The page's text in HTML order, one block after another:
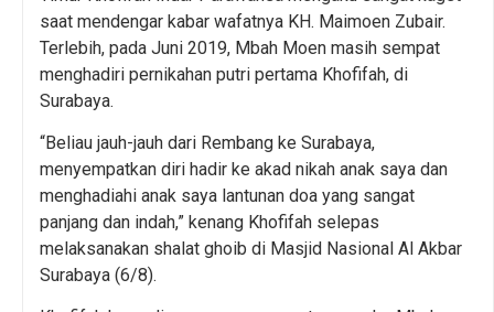
saat mendengar kabar wafatnya KH. Maimoen Zubair.
Terlebih, pada Juni 2019, Mbah Moen masih sempat
menghadiri pernikahan putri pertama Khofifah, di
Surabaya.
“Beliau jauh-jauh dari Rembang ke Surabaya,
menyempatkan diri hadir ke akad nikah anak saya dan
menghadiahi anak saya lantunan doa yang sangat
panjang dan indah,” kenang Khofifah selepas
melaksanakan shalat ghoib di Masjid Nasional Al Akbar
Surabaya (6/8).